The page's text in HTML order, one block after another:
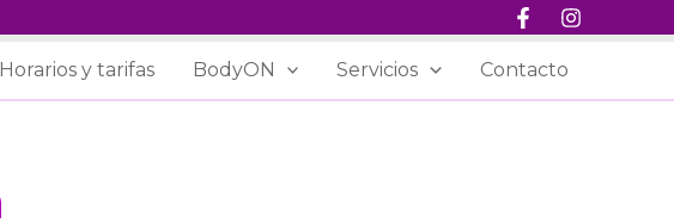
Horarios y tarifas BodyON Servicios Contacto